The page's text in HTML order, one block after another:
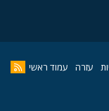
עזרה עמוד ראשי